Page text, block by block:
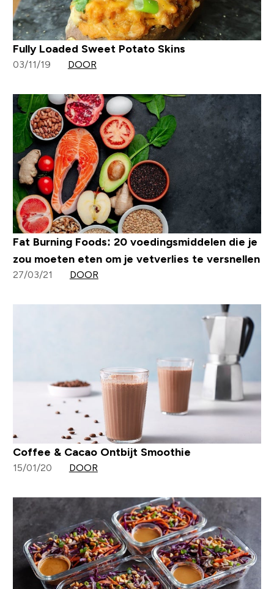
Fully Loaded Sweet Potato Skins
03/11/19 DOOR
Fat Burning Foods: 20 voedingsmiddelen die je
zou moeten eten om je vetverlies te versnellen
27/03/21 DOOR
Coffee & Cacao Ontbijt Smoothie
15/01/20 DOOR